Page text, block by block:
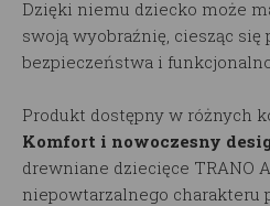
Dzięki niemu dziecko może
swoją wyobraźnię, ciesząc się
bezpieczeństwa i
Produkt dostępny w różnych
Komfort i nowoczesny
drewniane dziecięce TRANO
niepowtarzalnego charakteru